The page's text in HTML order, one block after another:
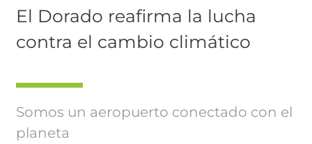
El Dorado reafirma la lucha
contra el cambio climático
Somos un aeropuerto conectado con el
planeta